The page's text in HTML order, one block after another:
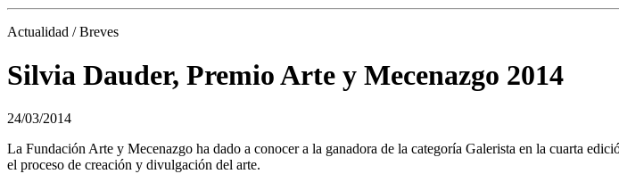
Actualidad / Breves
Silvia Dauder, Premio Arte y Mecenazgo 2014
24/03/2014
La Fundación Arte y Mecenazgo ha dado a conocer a la ganadora de la categoría Galerista en la cuarta
el proceso de creación y divulgación del arte.